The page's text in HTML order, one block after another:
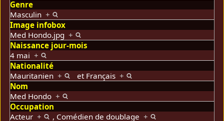
Genre
Masculin+
Image infobox
Med Hondo.jpg+
Naissance jour-mois
4 mai+
Nationalité
Mauritanien+ et Français+
Nom
Med Hondo+
Occupation
Acteur+ , Comédien de doublage+